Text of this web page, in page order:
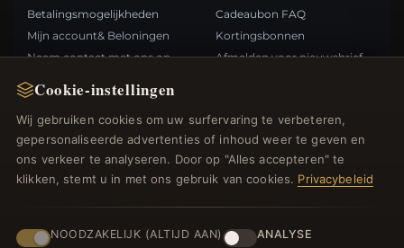
Cookie-instellingen
Wij gebruiken cookies om uw surfervaring te verbeteren,
gepersonaliseerde advertenties of inhoud weer te geven en
ons verkeer te analyseren. Door op "Alles accepteren" te
klikken, stemt u in met ons gebruik van cookies. Privacybeleid
NOODZAKELIJK (ALTIJD AAN) ANALYSE
Betalingsmogelijkheden
Mijn account& Beloningen
Neem contact met ons op
Cadeaubon FAQ
Kortingsbonnen
Afmelden voor nieuwsbrief
Nieuwe producten
Specials
Blog
Inloggen
BETAALMETHODEN